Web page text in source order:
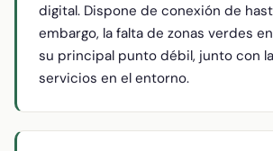
digital. Dispone de conexión de
embargo, la falta de zonas verdes
su principal punto débil, junto con
servicios en el entorno.